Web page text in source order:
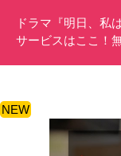
ドラマ『明日、私
サービスはここ！
NEW